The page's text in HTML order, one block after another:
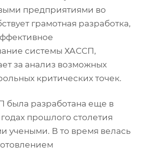
предприятиями во
грамотная разработка,
системы ХАССП,
за анализ возможных
критических точек.
была разработана еще в
прошлого столетия
учеными. В то время велась